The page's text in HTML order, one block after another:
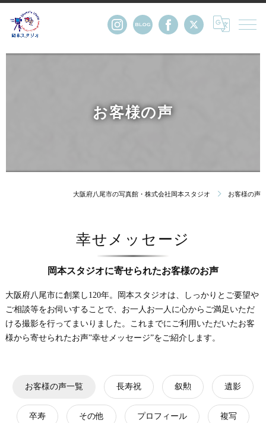
お客様の声
大阪府八尾市の写真館・株式会社岡本スタジオ お客様の声
幸せメッセージ
岡本スタジオに寄せられたお客様のお声
大阪府八尾市に創業し120年。岡本スタジオは、しっかりとご要望や
ご相談等をお伺いすることで、お一人お一人に心からご満足いただ
ける撮影を行ってまいりました。これまでにご利用いただいたお客
様から寄せられたお声”幸せメッセージ”をご紹介します。
お客様の声一覧 長寿祝 叙勲 遺影
卒寿 その他 プロフィール 複写